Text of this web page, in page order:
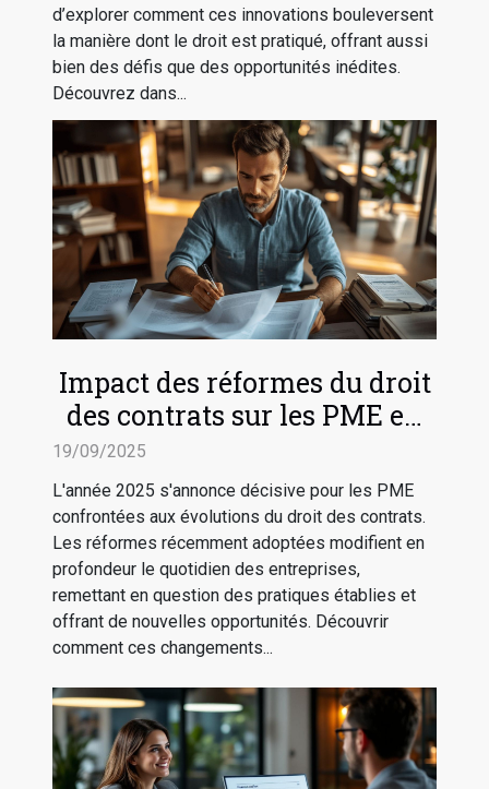
d’explorer comment ces innovations bouleversent
la manière dont le droit est pratiqué, offrant aussi
bien des défis que des opportunités inédites.
Découvrez dans...
Impact des réformes du droit
des contrats sur les PME en
19/09/2025
L'année 2025 s'annonce décisive pour les PME
confrontées aux évolutions du droit des contrats.
Les réformes récemment adoptées modifient en
profondeur le quotidien des entreprises,
remettant en question des pratiques établies et
offrant de nouvelles opportunités. Découvrir
comment ces changements...